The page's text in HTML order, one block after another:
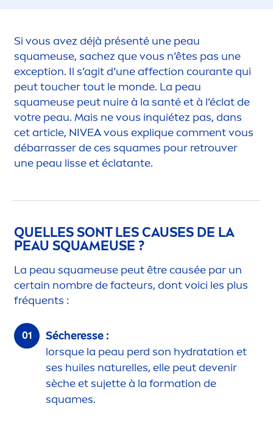
Si vous avez déjà présenté une peau
squameuse, sachez que vous n’êtes pas une
exception. Il s’agit d’une affection courante qui
peut toucher tout le monde. La peau
squameuse peut nuire à la santé et à l’éclat de
votre peau. Mais ne vous inquiétez pas, dans
cet article, NIVEAvous explique comment vous
débarrasser de ces squames pour retrouver
une peau lisse et éclatante.
QUELLES SONT LES CAUSES DE LA
PEAU SQUAMEUSE ?
La peau squameuse peut être causée par un
certain nombre de facteurs, dont voici les plus
fréquents :
Sécheresse :
lorsque la peau perd son hydratation et
ses huiles naturelles, elle peut devenir
sèche et sujette à la formation de
squames.